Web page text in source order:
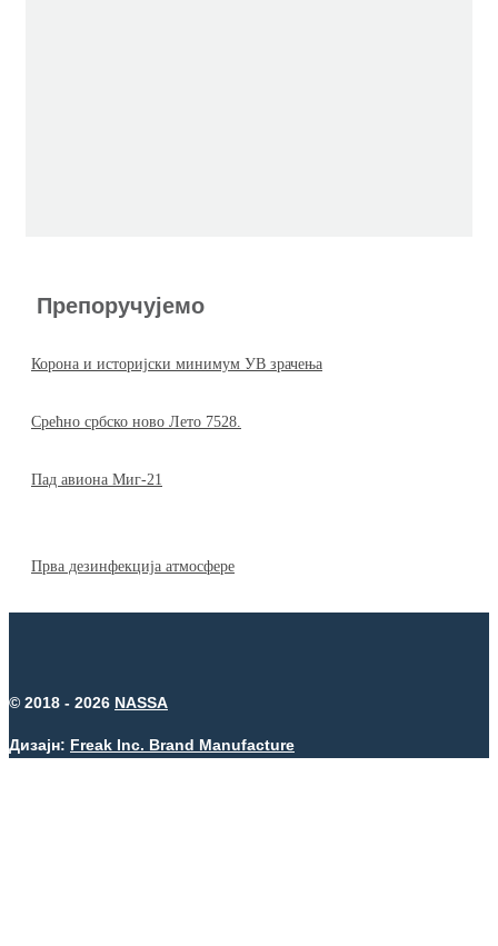
Препоручујемо
Корона и историјски минимум УВ зрачења
Срећно србско ново Лето 7528.
Пад авиона Миг-21
Прва дезинфекција атмосфере
© 2018 - 2026 NASSA
Дизајн: Freak Inc. Brand Manufacture